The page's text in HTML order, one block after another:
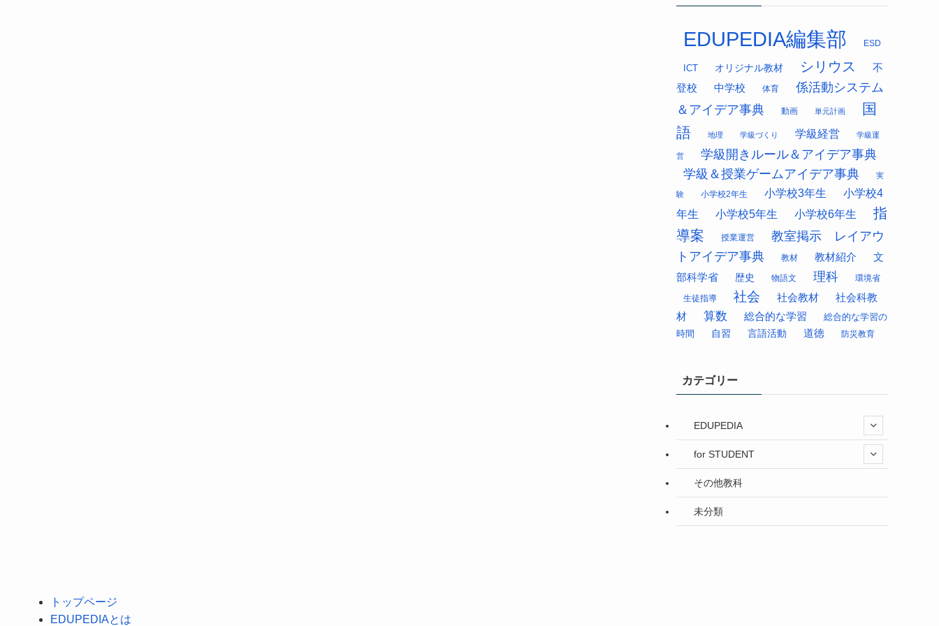
EDUPEDIA編集部 ESD
ICT オリジナル教材 シリウス
不
登校
中学校 体育
係活動システム
＆アイデア事典
動画 単元計画
国
語
地理 学級づくり 学級経営 学級運
営
学級開きルール＆アイデア事典
学級＆授業ゲームアイデア事典
実
験 小学校2年生 小学校3年生
小学校4
年生
小学校5年生 小学校6年生
指
導案
授業運営
教室掲示 レイアウ
トアイデア事典
教材 教材紹介
文
部科学省
歴史 物語文 理科 環境省
生徒指導 社会 社会教材
社会科教
材
算数 総合的な学習
総合的な学習の
時間
自習 言語活動 道徳 防災教育
カテゴリー
EDUPEDIA
for STUDENT
その他教科
未分類
トップページ
EDUPEDIAとは